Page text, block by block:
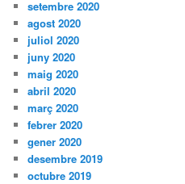
setembre 2020
agost 2020
juliol 2020
juny 2020
maig 2020
abril 2020
març 2020
febrer 2020
gener 2020
desembre 2019
octubre 2019